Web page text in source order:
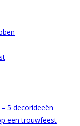
5 decorideeën
een trouwfeest